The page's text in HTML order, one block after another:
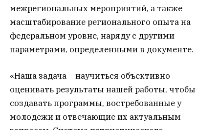
межрегиональных мероприятий, а также
масштабирование регионального опыта на
федеральном уровне, наряду с другими
параметрами, определенными в документе.
«Наша задача – научиться объективно
оценивать результаты нашей работы, чтобы
создавать программы, востребованные у
молодежи и отвечающие их актуальным